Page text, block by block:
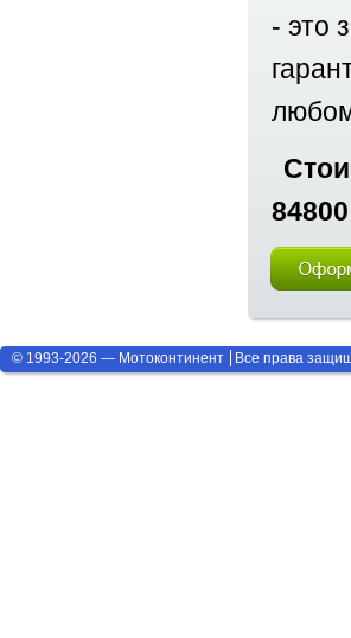
- это
© 1993-2026 — Мотоконтинент Все права